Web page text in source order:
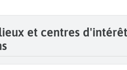
et centres